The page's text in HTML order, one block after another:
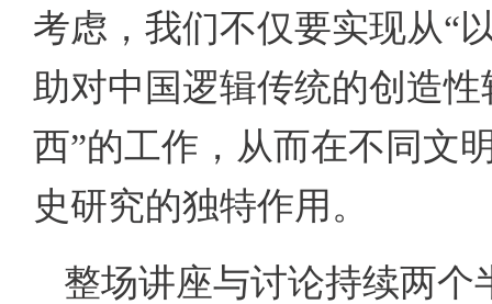
考虑，我们不仅要实现从“
助对中国逻辑传统的创造
西”的工作，从而在不同文
史研究的独特作用。
整场讲座与讨论持续两